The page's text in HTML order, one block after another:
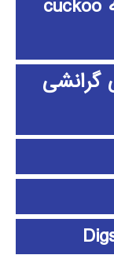
الگوریتم جستجوی فاخته cuckoo
گرانشی